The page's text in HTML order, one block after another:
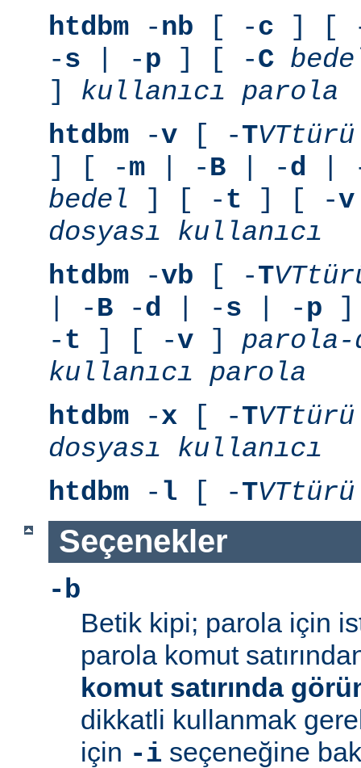
htdbm -nb [ -c ] [
-s | -p ] [ -C
] kullanıcı
parola
htdbm -v [ -TVTtürü
] [ -m | -B | -d |
bedel ] [ -t ] [ -v
dosyası
kullanıcı
htdbm -vb [ -T
| -B -d | -s | -p ]
-t ] [ -v ] parola-
kullanıcı
parola
htdbm -x [ -TVTtürü
dosyası
kullanıcı
htdbm - l [ -TVTtürü
Seçenekler
-b
Betik kipi; parola için
parola komut
komut satırında
dikkatli kullanmak
için -i seçeneğine